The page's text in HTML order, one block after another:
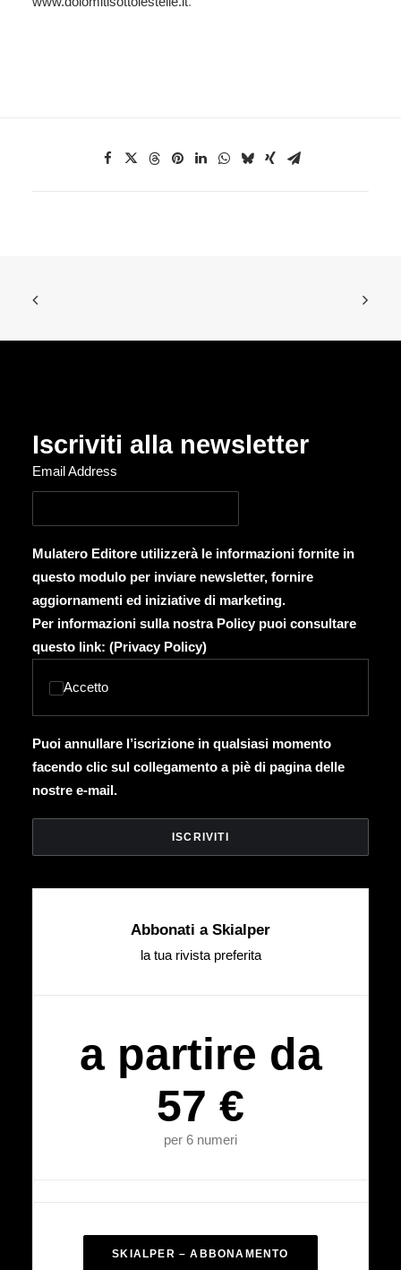
Iscriviti alla newsletter
Email Address
Mulatero Editore utilizzerà le informazioni fornite in
questo modulo per inviare newsletter, fornire
aggiornamenti ed iniziative di marketing.
Per informazioni sulla nostra Policy puoi consultare
questo link: (Privacy Policy)
Accetto
Puoi annullare l’iscrizione in qualsiasi momento
facendo clic sul collegamento a piè di pagina delle
nostre e-mail.
Abbonati a Skialper
la tua rivista preferita
a partire da
57 €
per 6 numeri
SKIALPER – ABBONAMENTO